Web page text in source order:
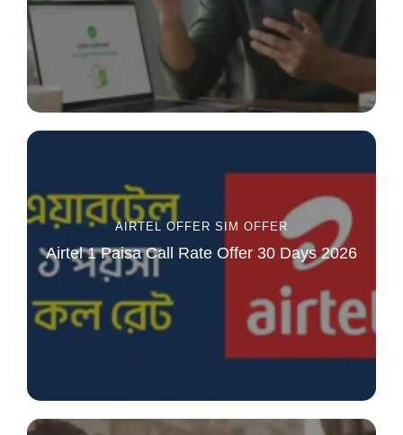
AIRTEL OFFER SIM OFFER
Airtel 1 Paisa Call Rate Offer 30 Days 2026